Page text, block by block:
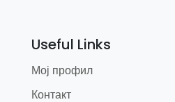
Useful Links
Мој профил
Контакт